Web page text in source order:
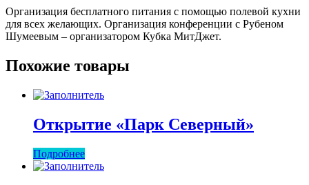
Организация бесплатного питания с помощью полевой кухни
для всех желающих. Организация конференции с Рубеном
Шумеевым – организатором Кубка МитДжет.
Похожие товары
Открытие «Парк Северный»
Подробнее